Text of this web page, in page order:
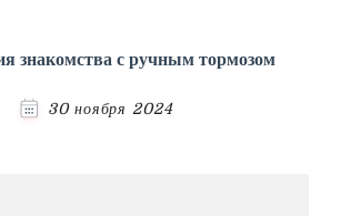
знакомства с ручным тормозом
30 ноября 2024